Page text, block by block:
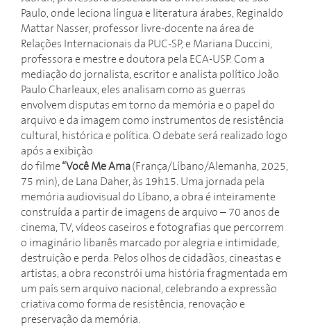
Paulo, onde leciona língua e literatura árabes, Reginaldo
Mattar Nasser, professor livre-docente na área de
Relações Internacionais da PUC-SP, e Mariana Duccini,
professora e mestre e doutora pela ECA-USP. Com a
mediação do jornalista, escritor e analista político João
Paulo Charleaux, eles analisam como as guerras
envolvem disputas em torno da memória e o papel do
arquivo e da imagem como instrumentos de resistência
cultural, histórica e política. O debate será realizado logo
após a exibição
do filme“Você Me Ama(França/Líbano/Alemanha, 2025,
75 min), de Lana Daher, às 19h15. Uma jornada pela
memória audiovisual do Líbano, a obra é inteiramente
construída a partir de imagens de arquivo – 70 anos de
cinema, TV, vídeos caseiros e fotografias que percorrem
o imaginário libanês marcado por alegria e intimidade,
destruição e perda. Pelos olhos de cidadãos, cineastas e
artistas, a obra reconstrói uma história fragmentada em
um país sem arquivo nacional, celebrando a expressão
criativa como forma de resistência, renovação e
preservação da memória.